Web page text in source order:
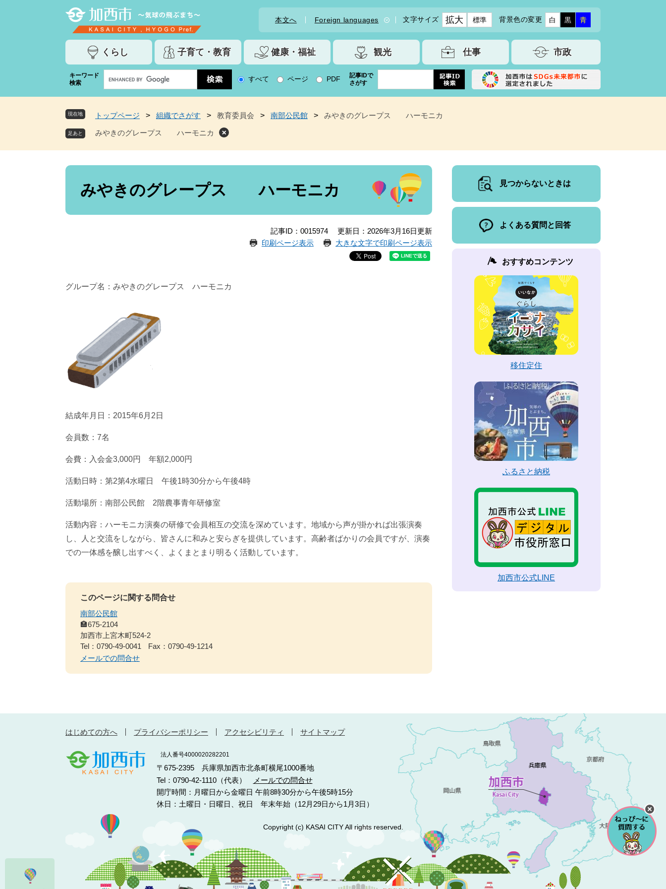
本文へ Foreign languages 文字サイズ 拡大 標準 背景色の変更 白 黒 青
くらし 子育て・教育 健康・福祉 観光 仕事 市政
キーワード
検索
o
l
カ
索
すべて ページ PDF
記事IDで
さがす
現在地 トップページ > 組織でさがす > 教育委員会 > 南部公民館 > みやきのグレープス ハーモニカ
みやきのグレープス ハーモニカ
本
みやきのグレープス ハーモニカ
記事ID：0015974
更新日：2026年3月16日更新
印刷ページ表示
大きな文字で印刷ページ表示
グループ名：みやきのグレープス ハーモニカ
結成年月日：2015年6月2日
会員数：7名
会費：入会金3,000円 年額2,000円
活動日時：第2第4水曜日 午後1時30分から午後4時
活動場所：南部公民館 2階農事青年研修室
活動内容：ハーモニカ演奏の研修で会員相互の交流を深めています。地域から声が掛かれば出張演奏
し、人と交流をしながら、皆さんに和みと安らぎを提供しています。高齢者ばかりの会員ですが、演奏
での一体感を醸し出すべく、よくまとまり明るく活動しています。
このページに関する問合せ
南部公民館
🏣675-2104
加西市上宮木町524-2
Tel：0790-49-0041
Fax：0790-49-1214
メールでの問合せ
見つからないときは
よくある質問と回答
おすすめコンテンツ
移住定住
ふるさと納税
加西市公式LINE
はじめての方へ プライバシーポリシー アクセシビリティ サイトマップ
法人番号4000020282201
〒675-2395 兵庫県加西市北条町横尾1000番地
Tel：0790-42-1110（代表）
メールでの問合せ
開庁時間：月曜日から金曜日 午前8時30分から午後5時15分
休日：土曜日・日曜日、祝日 年末年始（12月29日から1月3日）
Copyright (c) KASAI CITY All rights reserved.